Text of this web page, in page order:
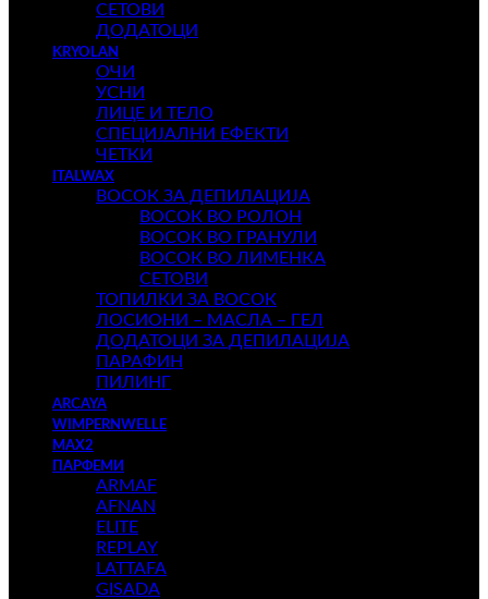
СЕТОВИ
ДОДАТОЦИ
KRYOLAN
ОЧИ
УСНИ
ЛИЦЕ И ТЕЛО
СПЕЦИЈАЛНИ ЕФЕКТИ
ЧЕТКИ
ITALWAX
ВОСОК ЗА ДЕПИЛАЦИЈА
ВОСОК ВО РОЛОН
ВОСОК ВО ГРАНУЛИ
ВОСОК ВО ЛИМЕНКА
СЕТОВИ
ТОПИЛКИ ЗА ВОСОК
ЛОСИОНИ – МАСЛА – ГЕЛ
ДОДАТОЦИ ЗА ДЕПИЛАЦИЈА
ПАРАФИН
ПИЛИНГ
ARCAYA
WIMPERNWELLE
MAX2
ПАРФЕМИ
ARMAF
AFNAN
ELITE
REPLAY
LATTAFA
GISADA